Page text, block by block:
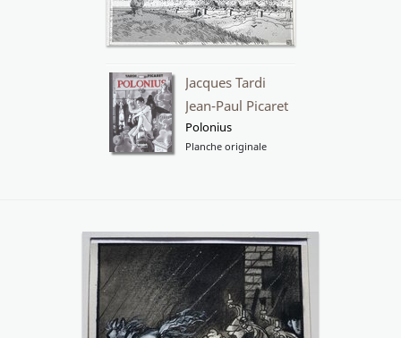
Jacques Tardi
Jean-Paul Picaret
Polonius
Planche originale